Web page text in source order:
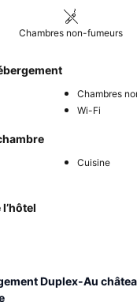
Chambres non-fumeurs
Chambres
Wi-Fi
Cuisine
Duplex-Au